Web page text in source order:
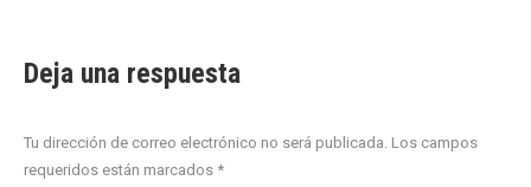
Deja una respuesta
Tu dirección de correo electrónico no será publicada. Los campos
requeridos están marcados *